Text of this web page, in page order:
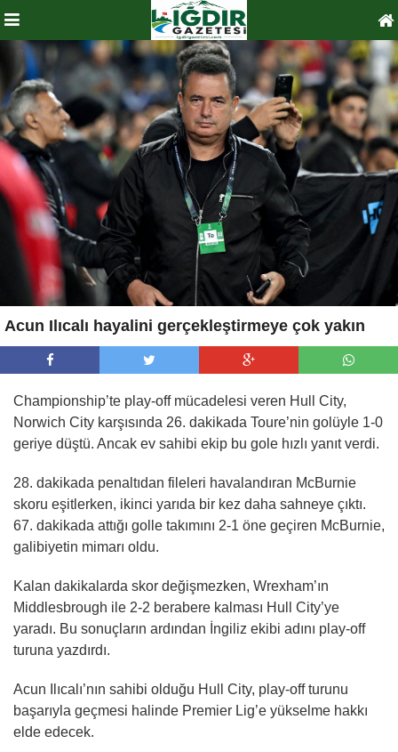
Acun Ilıcalı hayalini gerçekleştirmeye çok yakın
Championship’te play-off mücadelesi veren Hull City,
Norwich City karşısında 26. dakikada Toure’nin golüyle 1-0
geriye düştü. Ancak ev sahibi ekip bu gole hızlı yanıt verdi.
28. dakikada penaltıdan fileleri havalandıran McBurnie
skoru eşitlerken, ikinci yarıda bir kez daha sahneye çıktı.
67. dakikada attığı golle takımını 2-1 öne geçiren McBurnie,
galibiyetin mimarı oldu.
Kalan dakikalarda skor değişmezken, Wrexham’ın
Middlesbrough ile 2-2 berabere kalması Hull City’ye
yaradı. Bu sonuçların ardından İngiliz ekibi adını play-off
turuna yazdırdı.
Acun Ilıcalı’nın sahibi olduğu Hull City, play-off turunu
başarıyla geçmesi halinde Premier Lig’e yükselme hakkı
elde edecek.